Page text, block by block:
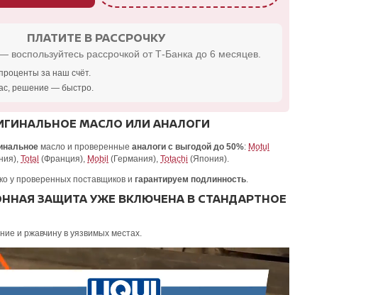
ПЛАТИТЕ В РАССРОЧКУ
воспользуйтесь рассрочкой от Т-Банка до 6 месяцев.
за наш счёт.
решение — быстро.
МАСЛО ИЛИ АНАЛОГИ
масло и проверенные аналоги с выгодой до 50%: Motul
Total (Франция), Mobil (Германия), Totachi (Япония).
у проверенных поставщиков и гарантируем подлинность
ЗАЩИТА УЖЕ ВКЛЮЧЕНА В СТАНДАРТНОЕ
и ржавчину в уязвимых местах.